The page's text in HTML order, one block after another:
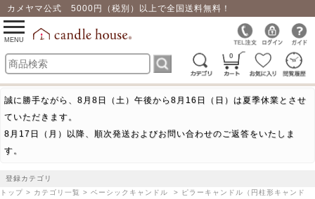
カメヤマ公式 5000円（税別）以上で全国送料無料！
0
toggle
navigation
MENU
誠に勝手ながら、8月8日（土）午後から8月16日（日）は夏季休業とさせ
ていただきます。
8月17日（月）以降、順次発送およびお問い合わせのご返答をいたしま
す。
登録カテゴリ
トップ > カテゴリ一覧 > ベーシックキャンドル > ピラーキャンドル（円柱形キャンド